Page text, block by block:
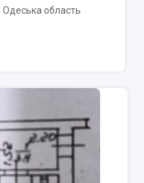
Одеська область